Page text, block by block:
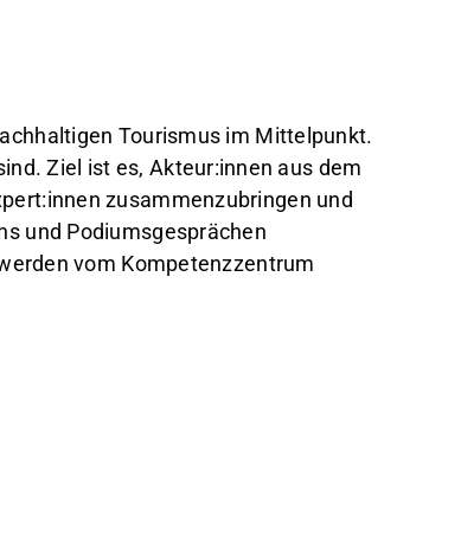
Tourismus im Mittelpunkt.
Ziel ist es, Akteur:innen aus dem
zusammenzubringen und
und Podiumsgesprächen
vom Kompetenzzentrum